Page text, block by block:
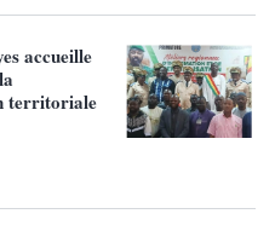
accueille
territoriale